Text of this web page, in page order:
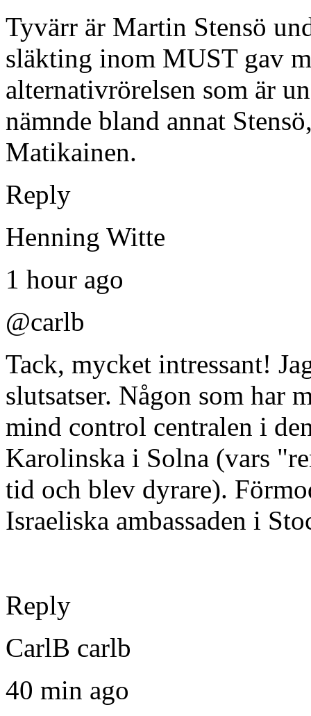
Tyvärr är Martin Stensö
släkting inom MUST gav
alternativrörelsen som är
nämnde bland annat
Matikainen.
Reply
Henning Witte
1 hour ago
@carlb
Tack, mycket intressant!
slutsatser. Någon som har
mind control centralen i
Karolinska i Solna (vars
tid och blev dyrare).
Israeliska ambassaden i
Reply
CarlB carlb
40 min ago